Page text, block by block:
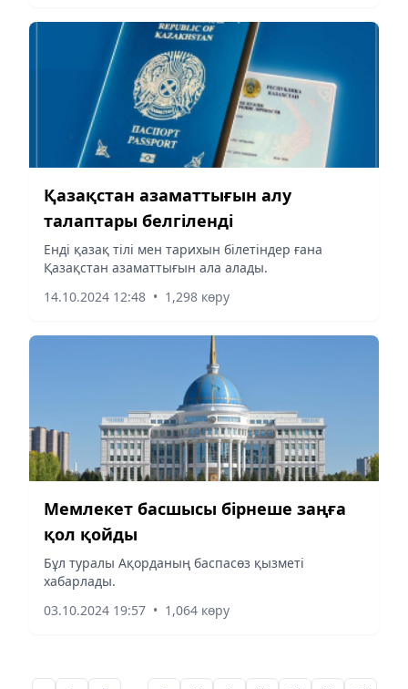
Қазақстан азаматтығын алу
талаптары белгіленді
Енді қазақ тілі мен тарихын білетіндер ғана
Қазақстан азаматтығын ала алады.
14.10.2024 12:48 • 1,298 көру
Мемлекет басшысы бірнеше заңға
қол қойды
Бұл туралы Ақорданың баспасөз қызметі
хабарлады.
03.10.2024 19:57 • 1,064 көру